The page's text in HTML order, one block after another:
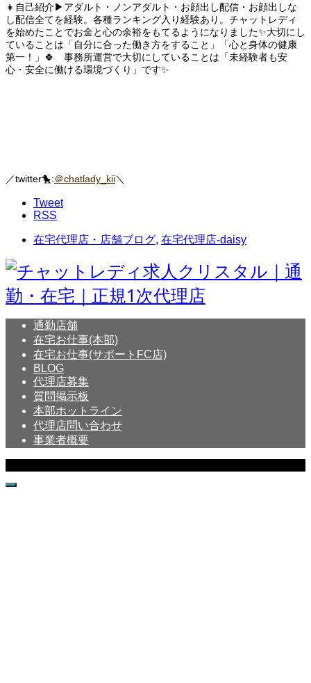
👧自己紹介▶アダルト・ノンアダルト・お顔出し配信・お顔出しな
し配信全てを経験。各種ランキング入り経験あり。チャットレディ
を始めたことでお金と心の余裕をもてるようになりました✨大切にし
ていることは「自分に合った働き方をすること」「心と身体の健康
第一！」🍀 事務所運営で大切にしていることは「未経験者も安
心・安全に働ける環境づくり」です✨
／twitter🐤:＠chatlady_kii＼
Tweet
RSS
在宅代理店・店舗ブログ, 在宅代理店-daisy
通勤店舗
在宅お仕事(本部)
在宅お仕事(サポートFC店)
BLOG
代理店募集
質問掲示板
本部ホットライン
代理店問い合わせ
事業者概要